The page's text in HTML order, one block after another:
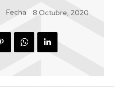
Fecha: 8 Octubre, 2020